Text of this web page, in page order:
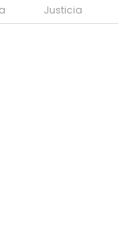
Justicia